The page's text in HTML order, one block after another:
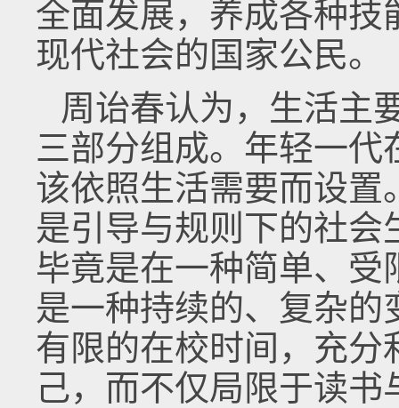
全面发展，养成各种技
现代社会的国家公民。
周诒春认为，生活主
三部分组成。年轻一
该依照生活需要而设置
是引导与规则下的社
毕竟是在一种简单、
是一种持续的、复杂
有限的在校时间，充分
己，而不仅局限于读书